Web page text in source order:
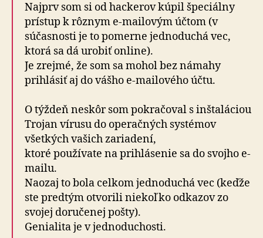
Najprv som si od hackerov kúpil špeciálny
prístup k rôznym e-mailovým účtom (v
súčasnosti je to pomerne jednoduchá vec,
ktorá sa dá urobiť online).
Je zrejmé, že som sa mohol bez námahy
prihlásiť aj do vášho e-mailového účtu.
O týždeň neskôr som pokračoval s inštaláciou
Trojan vírusu do operačných systémov
všetkých vašich zariadení,
ktoré používate na prihlásenie sa do svojho e-
mailu.
Naozaj to bola celkom jednoduchá vec (keďže
ste predtým otvorili niekoľko odkazov zo
svojej doručenej pošty).
Genialita je v jednoduchosti.